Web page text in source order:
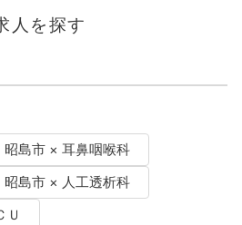
人を探す
昭島市 × 耳鼻咽喉科
昭島市 × 人工透析科
Ｕ